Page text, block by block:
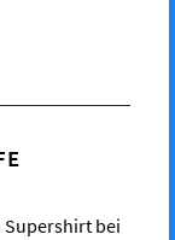
Supershirt bei